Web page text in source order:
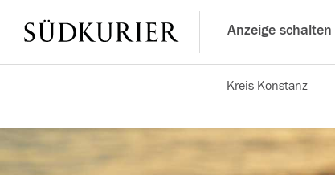
Anzeige schalten
Kreis Konstanz